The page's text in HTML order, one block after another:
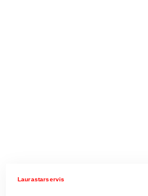
Laurastarservis